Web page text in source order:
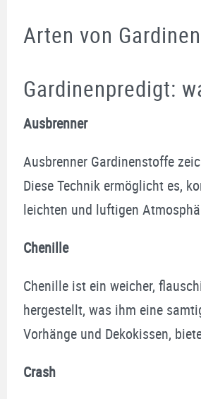
Arten von Gardinen
Gardinenpredigt:
Ausbrenner
Ausbrenner Gardinenstoffe
Diese Technik ermöglicht es,
leichten und luftigen
Chenille
Chenille ist ein weicher,
hergestellt, was ihm eine
Vorhänge und Dekokissen,
Crash